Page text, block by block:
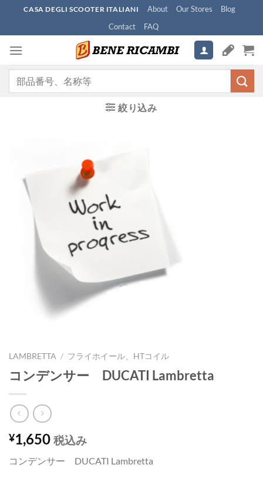
content
CASA DEGLI SCOOTER ITALIANI About Our Stores
Blog
Contact
FAQ
絞り込み
LAMBRETTA / フライホイール、HTコイル
コンデンサー DUCATI Lambretta
¥1,650 税込み
コンデンサー DUCATI Lambretta